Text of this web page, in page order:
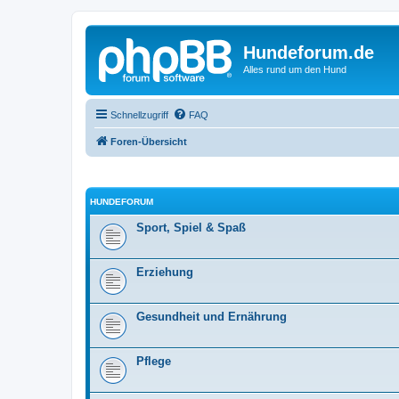
Hundeforum.de
Alles rund um den Hund
Schnellzugriff FAQ
Foren-Übersicht
HUNDEFORUM
Sport, Spiel & Spaß
Erziehung
Gesundheit und Ernährung
Pflege